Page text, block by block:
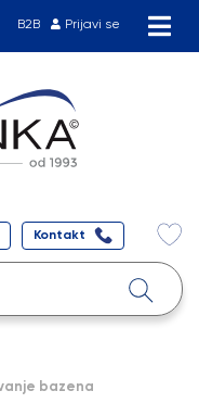
B2B Prijavi se
Kontakt
bazena